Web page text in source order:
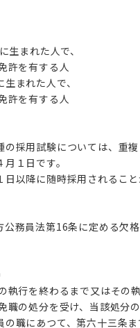
まれた人で、
有する人
まれた人で、
有する人
採用試験については、重複
１日です。
以降に随時採用されること
務員法第16条に定める欠
行を終わるまで又はその
の処分を受け、当該処分
職にあつて、第六十三条